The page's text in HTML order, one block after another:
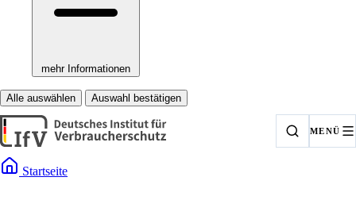
mehr Informationen
Alle auswählen Auswahl bestätigen
MENÜ
Startseite